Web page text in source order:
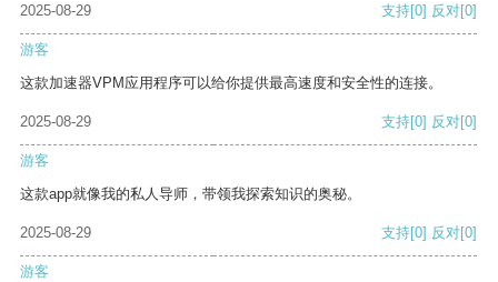
2025-08-29
支持[0] 反对[0]
游客
这款加速器VPM应用程序可以给你提供最高速度和安全性的连接。
2025-08-29 支持[0] 反对[0]
游客
这款app就像我的私人导师，带领我探索知识的奥秘。
2025-08-29 支持[0] 反对[0]
游客